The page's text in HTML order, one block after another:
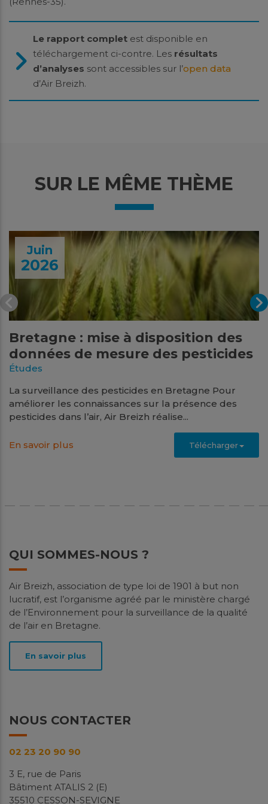
Le rapport complet est disponible en
téléchargement ci-contre. Les résultats
d’analyses sont accessibles sur l’open data
d’Air Breizh.
SUR LE MÊME THÈME
Juin
2026
Bretagne : mise à disposition des
données de mesure des pesticides
Études
La surveillance des pesticides en Bretagne Pour
améliorer les connaissances sur la présence des
pesticides dans l’air, Air Breizh réalise...
En savoir plus Télécharger
2026
Spatialisation des niveaux de PM10
et d’ammoniac à Saint-Malo
Études
(NH3) a déjà été mise en...
Avril
2026
QUI SOMMES-NOUS ?
Air Breizh, association de type loi de 1901 à but non
lucratif, est l’organisme agréé par le ministère chargé
de l’Environnement pour la surveillance de la qualité
de l’air en Bretagne.
En savoir plus
NOUS CONTACTER
02 23 20 90 90
3 E, rue de Paris
Bâtiment ATALIS 2 (E)
35510 CESSON-SEVIGNE